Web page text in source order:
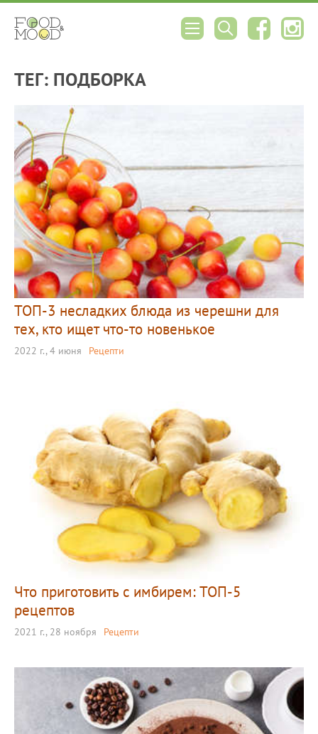
ТЕГ: ПОДБОРКА
ТОП-3 несладких блюда из черешни для
тех, кто ищет что-то новенькое
2022 г., 4 июня Рецепти
Что приготовить с имбирем: ТОП-5
рецептов
2021 г., 28 ноября Рецепти